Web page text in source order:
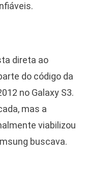
direta ao
do código da
no Galaxy S3.
mas a
viabilizou
buscava.